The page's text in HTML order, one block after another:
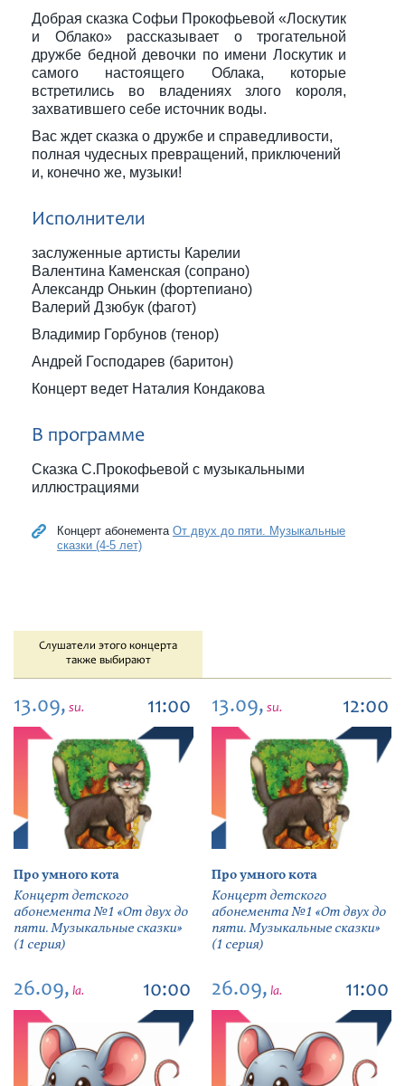
Добрая сказка Софьи Прокофьевой «Лоскутик
и Облако» рассказывает о трогательной
дружбе бедной девочки по имени Лоскутик и
самого настоящего Облака, которые
встретились во владениях злого короля,
захватившего себе источник воды.
Вас ждет сказка о дружбе и справедливости,
полная чудесных превращений, приключений
и, конечно же, музыки!
Исполнители
заслуженные артисты Карелии
Валентина Каменская (сопрано)
Александр Онькин (фортепиано)
Валерий Дзюбук (фагот)
Владимир Горбунов (тенор)
Андрей Господарев (баритон)
Концерт ведет Наталия Кондакова
В программе
Сказка С.Прокофьевой с музыкальными
иллюстрациями
Концерт абонемента От двух до пяти. Музыкальные
сказки (4-5 лет)
Слушатели этого концерта
также выбирают
13.09, su. 11:00
Про умного кота
Концерт детского
абонемента №1 «От двух до
пяти. Музыкальные сказки»
(1 серия)
13.09, su. 12:00
Про умного кота
Концерт детского
абонемента №1 «От двух до
пяти. Музыкальные сказки»
(1 серия)
26.09, la. 10:00 26.09, la. 11:00